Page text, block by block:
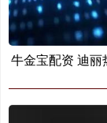
牛金宝配资 迪丽